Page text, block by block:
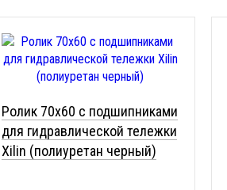
Ролик 70x60 с подшипниками
для гидравлической тележки
Xilin (полиуретан черный)